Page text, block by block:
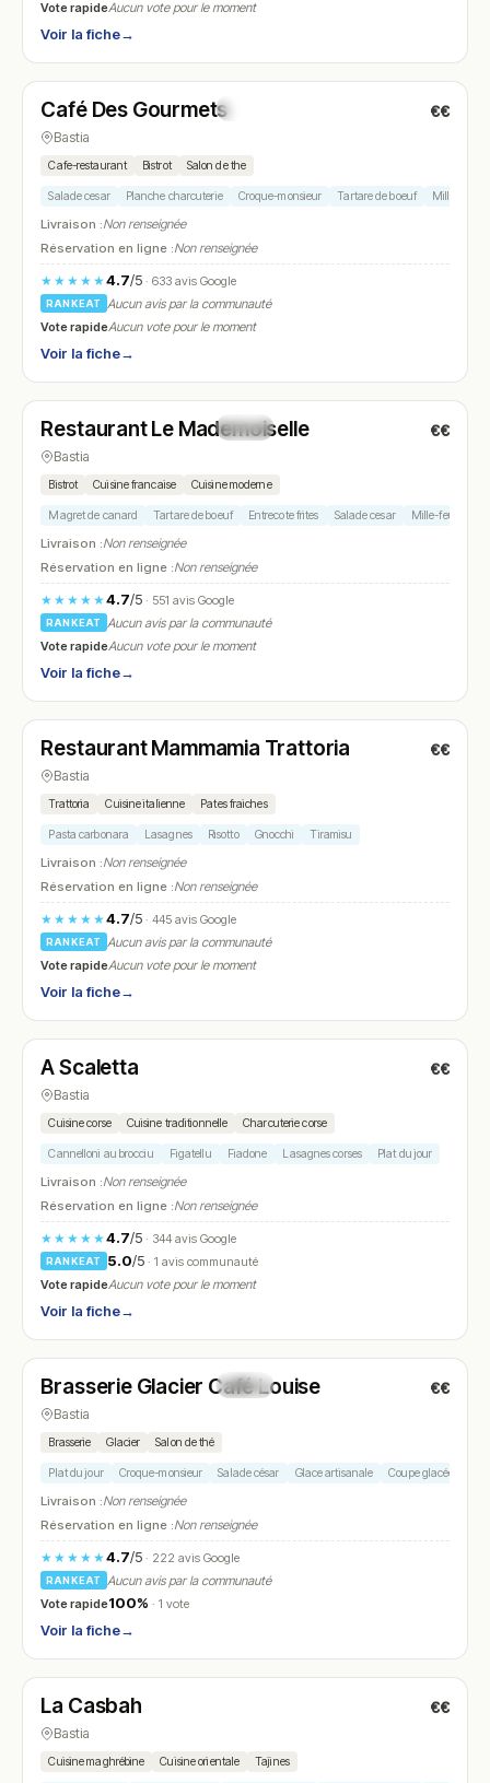
Vote rapideAucun vote pour le moment
Voir la fiche→
N° 22
Café Des Gourmets €€
Bastia
Cafe-restaurant Bistrot Salon de the
Salade cesar Planche charcuterie Croque-monsieur Tartare de boeuf Mille-feuille
Livraison :Non renseignée
Réservation en ligne :Non renseignée
★★★★★4.7/5· 633 avis Google
RANKEAT
Aucun avis par la communauté
Vote rapideAucun vote pour le moment
Voir la fiche→
N° 23
Restaurant Le Mademoiselle €€
Bastia
Bistrot Cuisine francaise Cuisine moderne
Magret de canard Tartare de boeuf Entrecote frites Salade cesar Mille-feuille
Livraison :Non renseignée
Réservation en ligne :Non renseignée
★★★★★4.7/5· 551 avis Google
RANKEAT
Aucun avis par la communauté
Vote rapideAucun vote pour le moment
Voir la fiche→
N° 24
Restaurant Mammamia Trattoria €€
Bastia
Trattoria Cuisine italienne Pates fraiches
Pasta carbonara Lasagnes Risotto Gnocchi Tiramisu
Livraison :Non renseignée
Réservation en ligne :Non renseignée
★★★★★4.7/5· 445 avis Google
RANKEAT
Aucun avis par la communauté
Vote rapideAucun vote pour le moment
Voir la fiche→
N° 25
A Scaletta €€
Bastia
Cuisine corse Cuisine traditionnelle Charcuterie corse
Cannelloni au brocciu Figatellu Fiadone Lasagnes corses Plat du jour
Livraison :Non renseignée
Réservation en ligne :Non renseignée
★★★★★4.7/5· 344 avis Google
RANKEAT 5.0/5 · 1 avis communauté
Vote rapideAucun vote pour le moment
Voir la fiche→
N° 26
Brasserie Glacier Café Louise €€
Bastia
Brasserie Glacier Salon de thé
Plat du jour Croque-monsieur Salade césar Glace artisanale Coupe glacée
Livraison :Non renseignée
Réservation en ligne :Non renseignée
★★★★★4.7/5· 222 avis Google
RANKEAT
Aucun avis par la communauté
Vote rapide100% · 1 vote
Voir la fiche→
N° 27
La Casbah €€
Bastia
Cuisine maghrébine Cuisine orientale Tajines